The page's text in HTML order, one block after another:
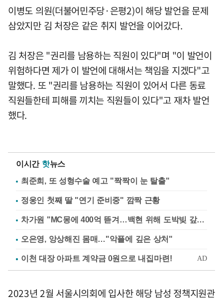
이병도 의원(더불어민주당·은평2)이 해당 발언을 문제
삼았지만 김 처장은 같은 취지 발언을 이어갔다.
김 처장은 "권리를 남용하는 직원이 있다"며 "이 발언이
위험하다면 제가 이 발언에 대해서는 책임을 지겠다"고
말했다. 또 "권리를 남용하는 직원이 있어서 다른 동료
직원들한테 피해를 끼치는 직원들이 있다"고 재차 발언
했다.
이시간 핫뉴스
최준희, 또 성형수술 예고 "짝짝이 눈 탈출"
정웅인 첫째 딸 "연기 준비중" 깜짝 근황
차가원 "MC몽에 400억 뜯겨…백현 위해 도박빚 갚아줘"
오은영, 앙상해진 몸매…"악플에 깊은 상처"
2023년 2월 서울시의회에 입사한 해당 남성 정책지원관